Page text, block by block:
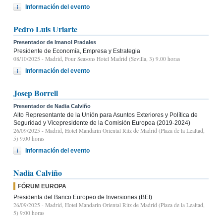
Información del evento
Pedro Luis Uriarte
Presentador de Imanol Pradales
Presidente de Economía, Empresa y Estrategia
08/10/2025 - Madrid, Four Seasons Hotel Madrid (Sevilla, 3) 9.00 horas
Información del evento
Josep Borrell
Presentador de Nadia Calviño
Alto Representante de la Unión para Asuntos Exteriores y Política de
Seguridad y Vicepresidente de la Comisión Europea (2019-2024)
26/09/2025 - Madrid, Hotel Mandarin Oriental Ritz de Madrid (Plaza de la Lealtad,
5) 9:00 horas
Información del evento
Nadia Calviño
FÓRUM EUROPA
Presidenta del Banco Europeo de Inversiones (BEI)
26/09/2025 - Madrid, Hotel Mandarin Oriental Ritz de Madrid (Plaza de la Lealtad,
5) 9:00 horas